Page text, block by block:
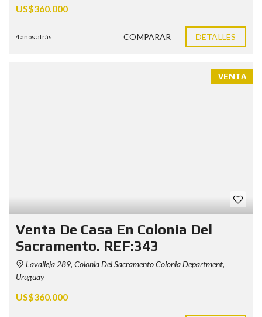
US$360.000
4 años atrás COMPARAR DETALLES
VENTA
Venta De Casa En Colonia Del
Sacramento. REF:343
Lavalleja 289, Colonia Del Sacramento Colonia Department,
Uruguay
US$360.000